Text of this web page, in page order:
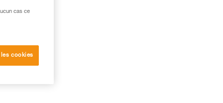
cas ce
cookies